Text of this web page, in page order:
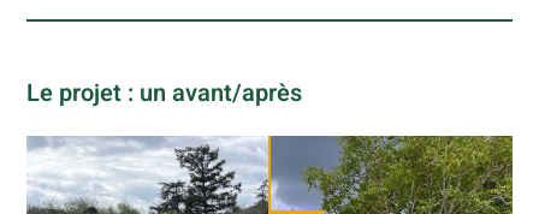
Le projet : un avant/après